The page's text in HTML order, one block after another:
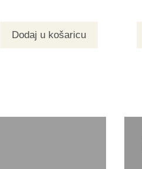
Dodaj u košaricu